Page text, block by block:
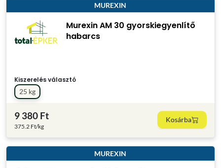
MUREXIN
Murexin AM 30 gyorskiegyenlítő
habarcs
Kiszerelés választó
25 kg
9 380 Ft
375.2 Ft/kg
Kosárba
MUREXIN